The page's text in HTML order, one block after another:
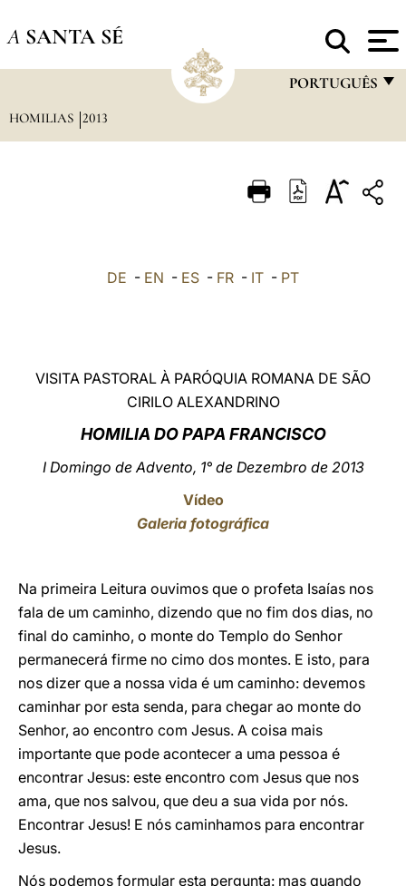
A SANTA SÉ
PORTUGUÊS
ITALIANO
LATINE
HOMILIAS 2013
DE - EN - ES - FR - IT - PT
VISITA PASTORAL À PARÓQUIA ROMANA DE SÃO
CIRILO ALEXANDRINO
HOMILIA DO PAPA FRANCISCO
I Domingo de Advento, 1° de Dezembro de 2013
Vídeo
Galeria fotográfica
Na primeira Leitura ouvimos que o profeta Isaías nos
fala de um caminho, dizendo que no fim dos dias, no
final do caminho, o monte do Templo do Senhor
permanecerá firme no cimo dos montes. E isto, para
nos dizer que a nossa vida é um caminho: devemos
caminhar por esta senda, para chegar ao monte do
Senhor, ao encontro com Jesus. A coisa mais
importante que pode acontecer a uma pessoa é
encontrar Jesus: este encontro com Jesus que nos
ama, que nos salvou, que deu a sua vida por nós.
Encontrar Jesus! E nós caminhamos para encontrar
Jesus.
Nós podemos formular esta pergunta: mas quando